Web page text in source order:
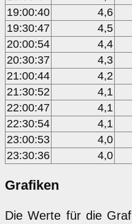
19:00:40
4,6
19:30:47
4,5
20:00:54
4,4
20:30:37
4,3
21:00:44
4,2
21:30:52
4,1
22:00:47
4,1
22:30:54
4,1
23:00:53
4,0
23:30:36
4,0
Grafiken
Die Werte für die